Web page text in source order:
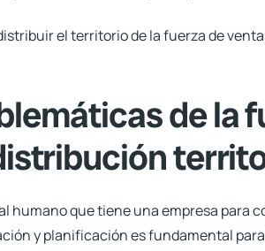
el territorio de la fuerza de
de la
humano que tiene una empresa para
y planificación es fundamental